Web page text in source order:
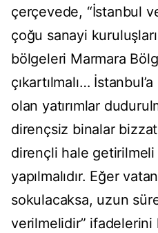
çerçevede, “İstanbul
çoğu sanayi
bölgeleri Marmara
çıkartılmalı…
olan yatırımlar
dirençsiz binalar
dirençli hale getirilmeli
yapılmalıdır. Eğer
sokulacaksa, uzun
verilmelidir” ifadelerini